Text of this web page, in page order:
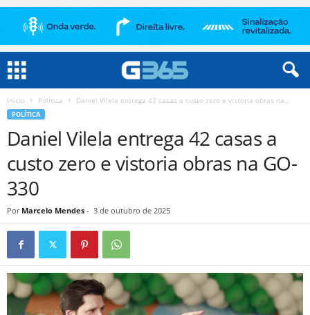
Início Política Daniel Vilela entrega 42 casas a custo zero e vistoria obras na...
POLÍTICA
Daniel Vilela entrega 42 casas a
custo zero e vistoria obras na GO-
330
Por Marcelo Mendes - 3 de outubro de 2025